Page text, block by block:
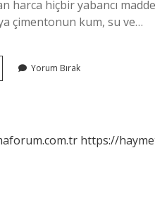
harca hiçbir yabancı
çimentonun kum, su ve…
Yorum Bırak
https://